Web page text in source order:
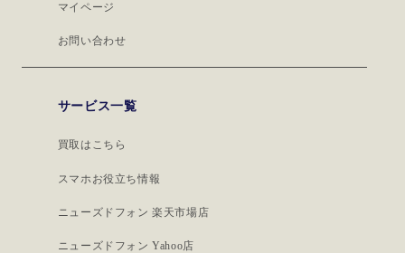
マイページ
お問い合わせ
サービス一覧
買取はこちら
スマホお役立ち情報
ニューズドフォン 楽天市場店
ニューズドフォン Yahoo店